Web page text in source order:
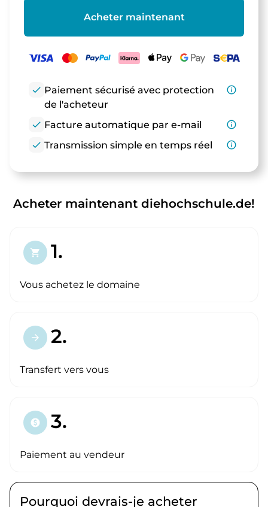
Acheter maintenant
check Paiement sécurisé avec protection
de l'acheteur
info_outline
check Facture automatique par e-mail
info_outline
check Transmission simple en temps réel info_outline
Acheter maintenant diehochschule.de!
shopping_cart 1.
Vous achetez le domaine
arrow_forward 2.
Transfert vers vous
paid 3.
Paiement au vendeur
Pourquoi devrais-je acheter